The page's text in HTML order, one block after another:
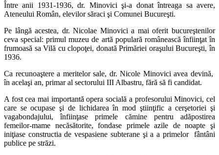
Între anii 1931-1936, dr. Minovici şi-a donat întreaga sa avere,
Ateneului Român, elevilor săraci şi Comunei Bucureşti.
Pe lângă acestea, dr. Nicolae Minovici a mai oferit bucureştenilor
ceva special: primul muzeu de artă populară românească înfiinţat în
frumoasă sa Vilă cu clopoţei, donată Primăriei oraşului Bucureşti, în
1936.
Ca recunoaştere a meritelor sale, dr. Nicole Minovici avea devină,
în acelaşi an, primar al sectorului III Albastru, fără să fi candidat.
A fost cea mai importantă opera socială a profesorului Minovici, cel
care se ocupase şi de lichidarea în mod ştiinţific a cerşetoriei şi
vagabondajului, înfiinţase primele cămine pentru adăpostirea
femeilor-mame necăsătorite, fondase primele azile de noapte şi
iniţiase constructia de vespasiene subterane şi a a primelor fântâni
publice pe străzi.